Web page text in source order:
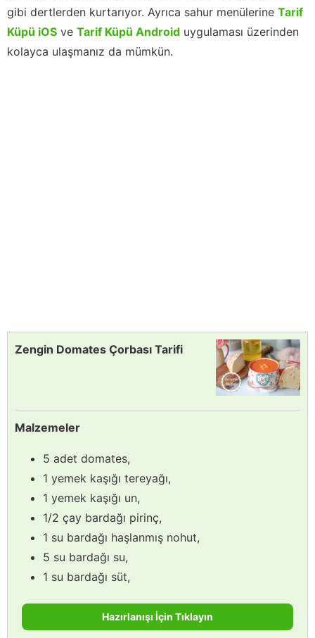
gibi dertlerden kurtarıyor. Ayrıca sahur menülerine Tarif
Küpü iOS ve Tarif Küpü Android uygulaması üzerinden
kolayca ulaşmanız da mümkün.
Zengin Domates Çorbası Tarifi
Malzemeler
5 adet domates,
1 yemek kaşığı tereyağı,
1 yemek kaşığı un,
1/2 çay bardağı pirinç,
1 su bardağı haşlanmış nohut,
5 su bardağı su,
1 su bardağı süt,
Hazırlanışı İçin Tıklayın